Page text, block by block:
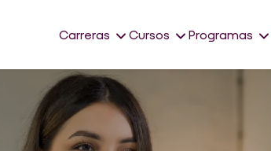
Carreras Cursos Programas